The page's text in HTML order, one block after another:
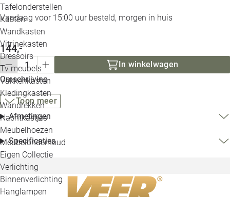
Tafelonderstellen
Kasten
Wandkasten
Vitrinekasten
Dressoirs
Tv meubels
Vakkenkasten
Kledingkasten
Wandrekken
Nachtkastjes
Meubelhoezen
Meubelonderhoud
Eigen Collectie
Verlichting
Binnenverlichting
Hanglampen
Vandaag voor 15:00 uur besteld, morgen in huis
144,-
In winkelwagen
Omschrijving
Toon meer
Afmetingen
Specificaties